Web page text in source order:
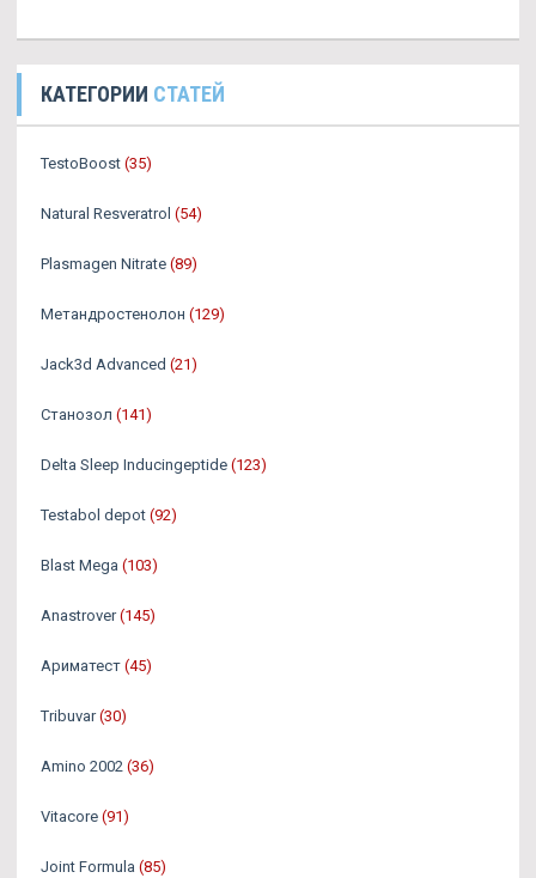
КАТЕГОРИИ СТАТЕЙ
TestoBoost (35)
Natural Resveratrol (54)
Plasmagen Nitrate (89)
Метандростенолон (129)
Jack3d Advanced (21)
Станозол (141)
Delta Sleep Inducingeptide (123)
Testabol depot (92)
Blast Mega (103)
Anastrover (145)
Ариматест (45)
Tribuvar (30)
Amino 2002 (36)
Vitacore (91)
Joint Formula (85)